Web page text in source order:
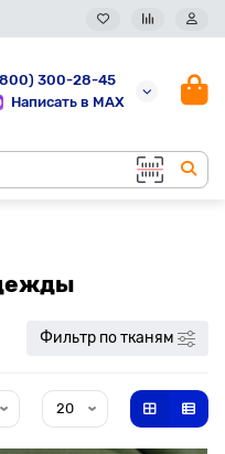
300-28-45
Написать в MAX
Фильтр по тканям